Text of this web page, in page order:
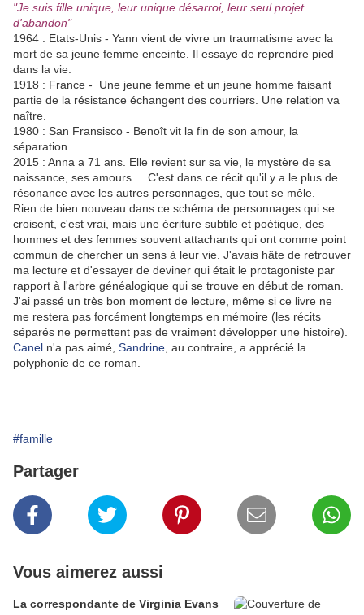
"Je suis fille unique, leur unique désarroi, leur seul projet
d'abandon"
1964 : Etats-Unis - Yann vient de vivre un traumatisme avec la
mort de sa jeune femme enceinte. Il essaye de reprendre pied
dans la vie.
1918 : France - Une jeune femme et un jeune homme faisant
partie de la résistance échangent des courriers. Une relation va
naître.
1980 : San Fransisco - Benoît vit la fin de son amour, la
séparation.
2015 : Anna a 71 ans. Elle revient sur sa vie, le mystère de sa
naissance, ses amours ... C'est dans ce récit qu'il y a le plus de
résonance avec les autres personnages, que tout se mêle.
Rien de bien nouveau dans ce schéma de personnages qui se
croisent, c'est vrai, mais une écriture subtile et poétique, des
hommes et des femmes souvent attachants qui ont comme point
commun de chercher un sens à leur vie. J'avais hâte de retrouver
ma lecture et d'essayer de deviner qui était le protagoniste par
rapport à l'arbre généalogique qui se trouve en début de roman.
J'ai passé un très bon moment de lecture, même si ce livre ne
me restera pas forcément longtemps en mémoire (les récits
séparés ne permettent pas de vraiment développer une histoire).
Canel n'a pas aimé, Sandrine , au contraire, a apprécié la
polyphonie de ce roman.
#famille
Partager
Vous aimerez aussi
La correspondante de Virginia Evans